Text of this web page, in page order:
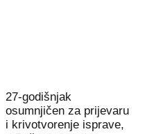
27-godišnjak
osumnjičen za prijevaru
i krivotvorenje isprave,